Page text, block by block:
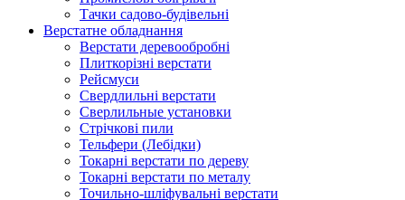
Тачки садово-будівельні
Верстатне обладнання
Верстати деревообробні
Плиткорізні верстати
Рейсмуси
Свердлильні верстати
Сверлильные установки
Стрічкові пили
Тельфери (Лебідки)
Токарні верстати по дереву
Токарні верстати по металу
Точильно-шліфувальні верстати